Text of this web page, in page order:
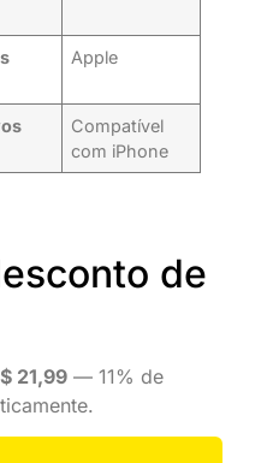
Apple
Compatível
com iPhone
de
21,99 — 11% de